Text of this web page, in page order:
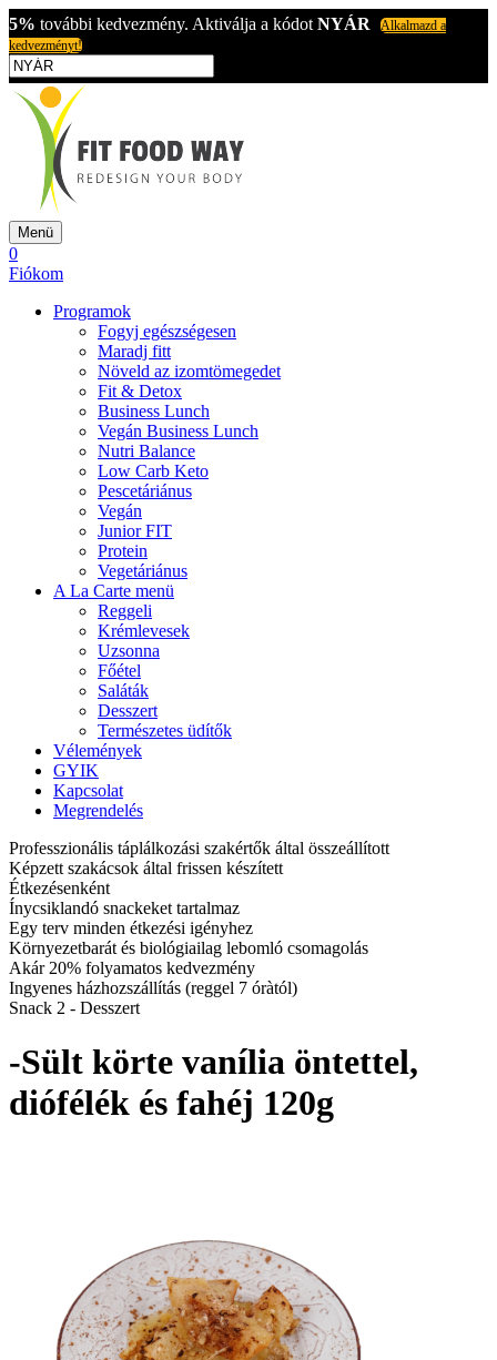
5% további kedvezmény. Aktiválja a kódot NYÁR
Alkalmazd a
kedvezményt!
Menü
0
Fiókom
Programok
Fogyj egészségesen
Maradj fitt
Növeld az izomtömegedet
Fit & Detox
Business Lunch
Vegán Business Lunch
Nutri Balance
Low Carb Keto
Pescetáriánus
Vegán
Junior FIT
Protein
Vegetáriánus
A La Carte menü
Reggeli
Krémlevesek
Uzsonna
Főétel
Saláták
Desszert
Természetes üdítők
Vélemények
GYIK
Kapcsolat
Megrendelés
Professzionális táplálkozási szakértők által összeállított
Képzett szakácsok által frissen készített
Étkezésenként
Ínycsiklandó snackeket tartalmaz
Egy terv minden étkezési igényhez
Környezetbarát és biológiailag lebomló csomagolás
Akár 20% folyamatos kedvezmény
Ingyenes házhozszállítás (reggel 7 óràtól)
Snack 2 - Desszert
-Sült körte vanília öntettel,
diófélék és fahéj 120g